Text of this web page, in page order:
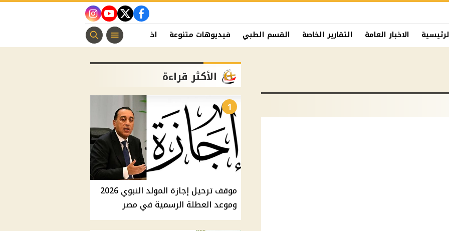
facebook
twitter
youtube
instagram
الاخبار العامة التقارير الخاصة القسم الطبي فيديوهات متنوعة اخبار الفن منوعات مسيحية
الأكثر قراءة
1
موقف ترحيل إجازة المولد النبوي 2026
وموعد العطلة الرسمية في مصر